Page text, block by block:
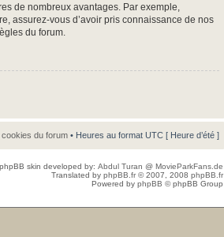
de nombreux avantages. Par exemple,
assurez-vous d’avoir pris connaissance de nos
du forum.
du forum • Heures au format UTC [ Heure d’été ]
phpBB skin developed by: Abdul Turan @ MovieParkFans.de
Translated by phpBB.fr © 2007, 2008 phpBB.fr
Powered by phpBB © phpBB Group